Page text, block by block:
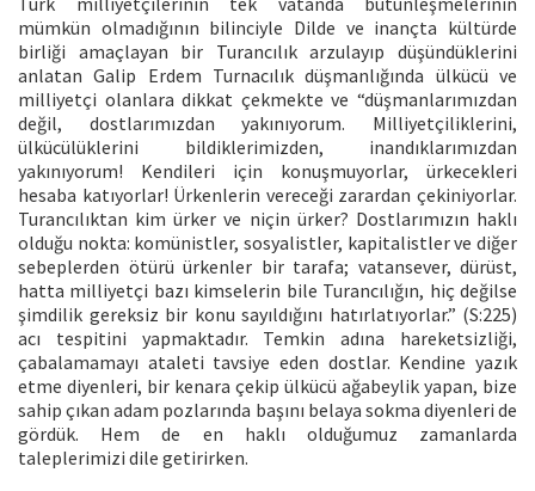
mümkün olmadığının bilinciyle Dilde ve inançta kültürde
birliği amaçlayan bir Turancılık arzulayıp düşündüklerini
anlatan Galip Erdem Turnacılık düşmanlığında ülkücü ve
milliyetçi olanlara dikkat çekmekte ve “düşmanlarımızdan
değil, dostlarımızdan yakınıyorum. Milliyetçiliklerini,
ülkücülüklerini bildiklerimizden, inandıklarımızdan
yakınıyorum! Kendileri için konuşmuyorlar, ürkecekleri
hesaba katıyorlar! Ürkenlerin vereceği zarardan çekiniyorlar.
Turancılıktan kim ürker ve niçin ürker? Dostlarımızın haklı
olduğu nokta: komünistler, sosyalistler, kapitalistler ve diğer
sebeplerden ötürü ürkenler bir tarafa; vatansever, dürüst,
hatta milliyetçi bazı kimselerin bile Turancılığın, hiç değilse
şimdilik gereksiz bir konu sayıldığını hatırlatıyorlar.” (S:225)
acı tespitini yapmaktadır. Temkin adına hareketsizliği,
çabalamamayı ataleti tavsiye eden dostlar. Kendine yazık
etme diyenleri, bir kenara çekip ülkücü ağabeylik yapan, bize
sahip çıkan adam pozlarında başını belaya sokma diyenleri de
gördük. Hem de en haklı olduğumuz zamanlarda
taleplerimizi dile getirirken.